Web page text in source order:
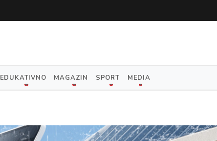
EDUKATIVNO MAGAZIN SPORT MEDIA